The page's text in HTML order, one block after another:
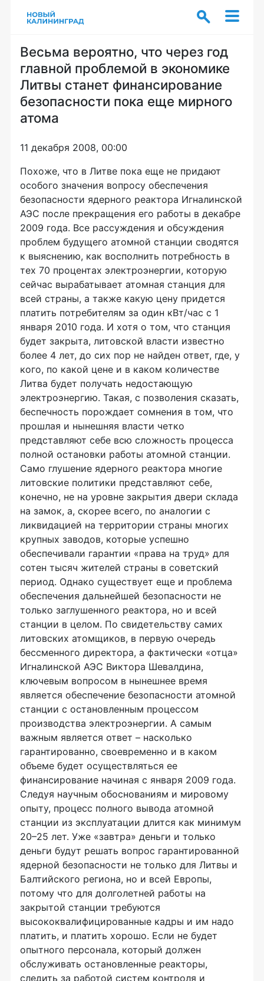
Весьма вероятно, что через год
главной проблемой в экономике
Литвы станет финансирование
безопасности пока еще мирного
атома
11 декабря 2008, 00:00
Похоже, что в Литве пока еще не придают
особого значения вопросу обеспечения
безопасности ядерного реактора Игналинской
АЭС после прекращения его работы в декабре
2009 года. Все рассуждения и обсуждения
проблем будущего атомной станции сводятся
к выяснению, как восполнить потребность в
тех 70 процентах электроэнергии, которую
сейчас вырабатывает атомная станция для
всей страны, а также какую цену придется
платить потребителям за один кВт/час с 1
января 2010 года. И хотя о том, что станция
будет закрыта, литовской власти известно
более 4 лет, до сих пор не найден ответ, где, у
кого, по какой цене и в каком количестве
Литва будет получать недостающую
электроэнергию. Такая, с позволения сказать,
беспечность порождает сомнения в том, что
прошлая и нынешняя власти четко
представляют себе всю сложность процесса
полной остановки работы атомной станции.
Само глушение ядерного реактора многие
литовские политики представляют себе,
конечно, не на уровне закрытия двери склада
на замок, а, скорее всего, по аналогии с
ликвидацией на территории страны многих
крупных заводов, которые успешно
обеспечивали гарантии «права на труд» для
сотен тысяч жителей страны в советский
период. Однако существует еще и проблема
обеспечения дальнейшей безопасности не
только заглушенного реактора, но и всей
станции в целом. По свидетельству самих
литовских атомщиков, в первую очередь
бессменного директора, а фактически «отца»
Игналинской АЭС Виктора Шевалдина,
ключевым вопросом в нынешнее время
является обеспечение безопасности атомной
станции с остановленным процессом
производства электроэнергии. А самым
важным является ответ – насколько
гарантированно, своевременно и в каком
объеме будет осуществляться ее
финансирование начиная с января 2009 года.
Следуя научным обоснованиям и мировому
опыту, процесс полного вывода атомной
станции из эксплуатации длится как минимум
20–25 лет. Уже «завтра» деньги и только
деньги будут решать вопрос гарантированной
ядерной безопасности не только для Литвы и
Балтийского региона, но и всей Европы,
потому что для долголетней работы на
закрытой станции требуются
высококвалифицированные кадры и им надо
платить, и платить хорошо. Если не будет
опытного персонала, который должен
обслуживать остановленные реакторы,
следить за работой систем контроля и